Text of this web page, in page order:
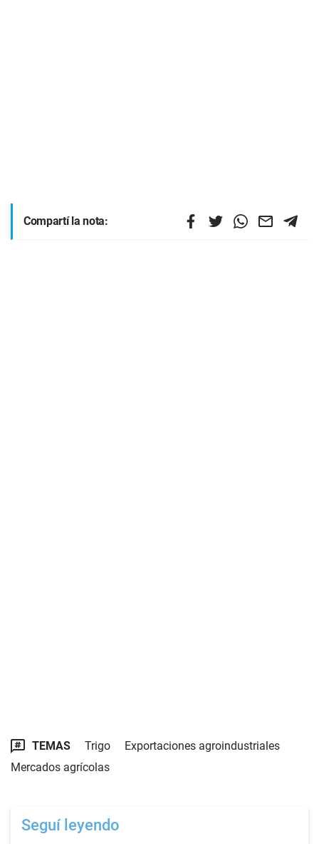
Compartí la nota:
TEMAS Trigo
Exportaciones agroindustriales
Mercados agrícolas
Seguí leyendo